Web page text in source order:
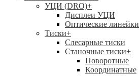
УЦИ (DRO)+
Дисплеи УЦИ
Оптические линейки
Тиски+
Слесарные тиски
Станочные тиски+
Поворотные
Координатные